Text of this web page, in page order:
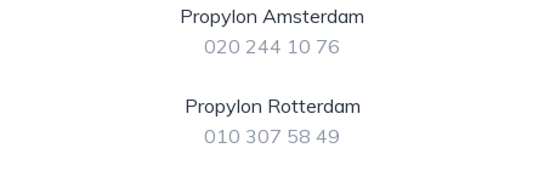
Propylon Amsterdam
020 244 10 76
Propylon Rotterdam
010 307 58 49